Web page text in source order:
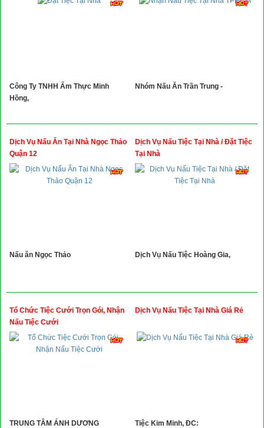
Tổng Hợp
Công Ty TNHH Ẩm Thực Minh
Hồng,
Nhóm Nấu Ăn Trần Trung -
Dịch Vụ Nấu Ăn Tại Nhà Ngọc Thảo
Quận 12
Nấu ăn Ngọc Thảo
Dịch Vụ Nấu Tiệc Tại Nhà / Đặt Tiệc
Tại Nhà
Dịch Vụ Nấu Tiệc Hoàng Gia,
Tổ Chức Tiệc Cưới Trọn Gói, Nhận
Nấu Tiệc Cưới
TRUNG TÂM ÁNH DƯƠNG
Dịch Vụ Nấu Tiệc Tại Nhà Giá Rẻ
Tiệc Kim Minh, ĐC: